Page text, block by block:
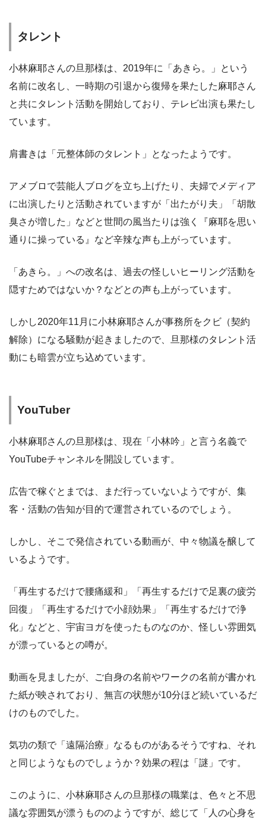
タレント
小林麻耶さんの旦那様は、2019年に「あきら。」という
名前に改名し、一時期の引退から復帰を果たした麻耶さん
と共にタレント活動を開始しており、テレビ出演も果たし
ています。
肩書きは「元整体師のタレント」となったようです。
アメブロで芸能人ブログを立ち上げたり、夫婦でメディア
に出演したりと活動されていますが「出たがり夫」「胡散
臭さが増した」などと世間の風当たりは強く『麻耶を思い
通りに操っている』など辛辣な声も上がっています。
「あきら。」への改名は、過去の怪しいヒーリング活動を
隠すためではないか？などとの声も上がっています。
しかし2020年11月に小林麻耶さんが事務所をクビ（契約
解除）になる騒動が起きましたので、旦那様のタレント活
動にも暗雲が立ち込めています。
YouTuber
小林麻耶さんの旦那様は、現在「小林吟」と言う名義で
YouTubeチャンネルを開設しています。
広告で稼ぐとまでは、まだ行っていないようですが、集
客・活動の告知が目的で運営されているのでしょう。
しかし、そこで発信されている動画が、中々物議を醸して
いるようです。
「再生するだけで腰痛緩和」「再生するだけで足裏の疲労
回復」「再生するだけで小顔効果」「再生するだけで浄
化」などと、宇宙ヨガを使ったものなのか、怪しい雰囲気
が漂っているとの噂が。
動画を見ましたが、ご自身の名前やワークの名前が書かれ
た紙が映されており、無言の状態が10分ほど続いているだ
けのものでした。
気功の類で「遠隔治療」なるものがあるそうですね、それ
と同じようなものでしょうか？効果の程は「謎」です。
このように、小林麻耶さんの旦那様の職業は、色々と不思
議な雰囲気が漂うもののようですが、総じて「人の心身を